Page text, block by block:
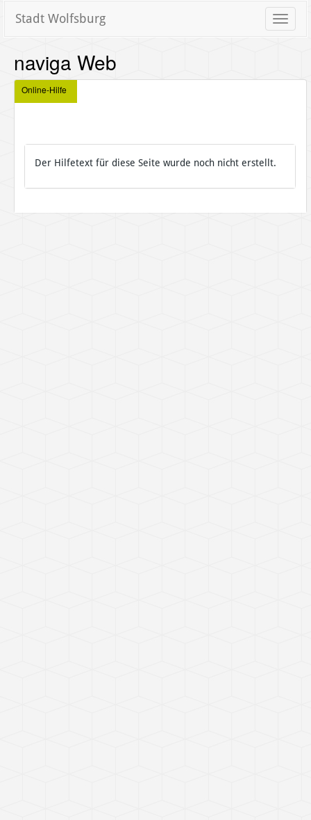
Toggle
Stadt Wolfsburg
naviga Web
Online-Hilfe
Der Hilfetext für diese Seite wurde noch nicht erstellt.